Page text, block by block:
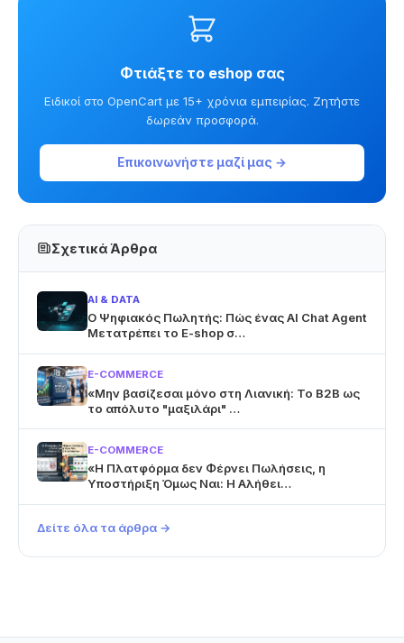
Φτιάξτε το eshop σας
Ειδικοί στο OpenCart με 15+ χρόνια εμπειρίας. Ζητήστε
δωρεάν προσφορά.
Επικοινωνήστε μαζί μας →
Σχετικά Άρθρα
AI & DATA
Ο Ψηφιακός Πωλητής: Πώς ένας AI Chat Agent
Μετατρέπει το E-shop σ…
E-COMMERCE
«Μην βασίζεσαι μόνο στη Λιανική: Το B2B ως
το απόλυτο "μαξιλάρι" …
E-COMMERCE
«Η Πλατφόρμα δεν Φέρνει Πωλήσεις, η
Υποστήριξη Όμως Ναι: Η Αλήθει…
Δείτε όλα τα άρθρα →